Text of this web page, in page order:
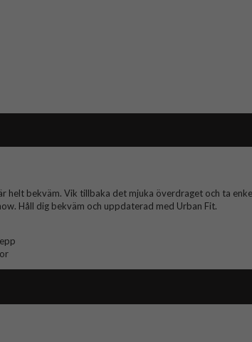
helt bekväm. Vik tillbaka det mjuka överdraget och ta
Håll dig bekväm och uppdaterad med Urban Fit.